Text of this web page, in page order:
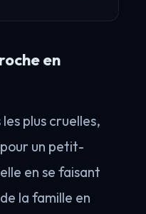
en
plus cruelles,
un petit-
en se faisant
la famille en